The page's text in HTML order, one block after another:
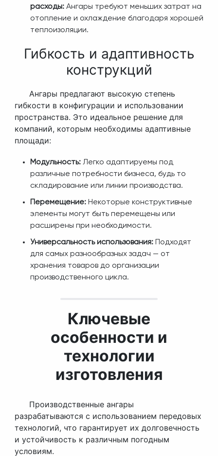
расходы: Ангары требуют меньших затрат на
отопление и охлаждение благодаря хорошей
теплоизоляции.
Гибкость и адаптивность
конструкций
Ангары предлагают высокую степень
гибкости в конфигурации и использовании
пространства. Это идеальное решение для
компаний, которым необходимы адаптивные
площади:
Модульность: Легко адаптируемы под
различные потребности бизнеса, будь то
складирование или линии производства.
Перемещение: Некоторые конструктивные
элементы могут быть перемещены или
расширены при необходимости.
Универсальность использования: Подходят
для самых разнообразных задач — от
хранения товаров до организации
производственного цикла.
Ключевые
особенности и
технологии
изготовления
Производственные ангары
разрабатываются с использованием передовых
технологий, что гарантирует их долговечность
и устойчивость к различным погодным
условиям.